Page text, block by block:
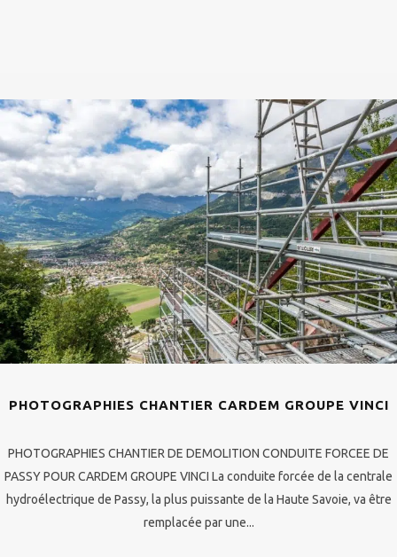
PHOTOGRAPHIES CHANTIER CARDEM GROUPE VINCI
PHOTOGRAPHIES CHANTIER DE DEMOLITION CONDUITE FORCEE DE
PASSY POUR CARDEM GROUPE VINCI La conduite forcée de la centrale
hydroélectrique de Passy, la plus puissante de la Haute Savoie, va être
remplacée par une...